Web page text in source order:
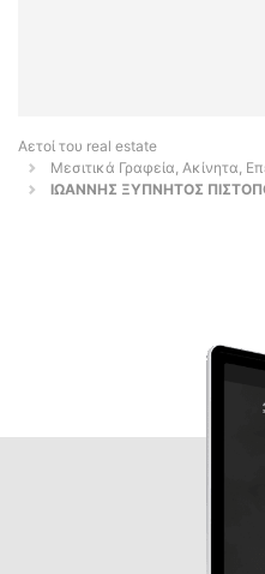
Αετοί του real estate
Μεσιτικά Γραφεία, Ακίνητα,
ΙΩΑΝΝΗΣ ΞΥΠΝΗΤΟΣ